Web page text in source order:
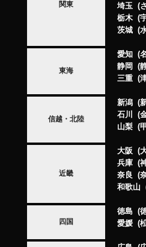
関東
埼玉
栃木
茨城
東海
愛知
静岡
三重
信越・北陸
新潟
石川
山梨
近畿
大阪
兵庫
奈良
和歌山
四国
徳島
愛媛